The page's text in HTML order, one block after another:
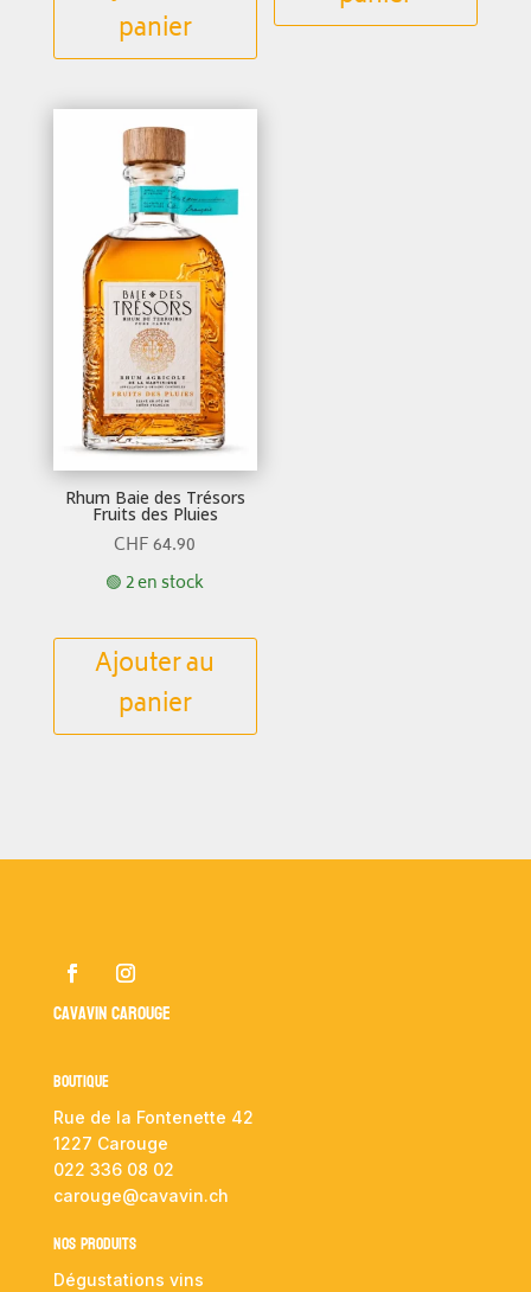
panier
Rhum Baie des Trésors
Fruits des Pluies
CHF64.90
🟢 2 en stock
Ajouter au
panier
Cavavin Carouge
Boutique
Rue de la Fontenette 42
1227 Carouge
022 336 08 02
carouge@cavavin.ch
NOS PRODUITS
Dégustations vins